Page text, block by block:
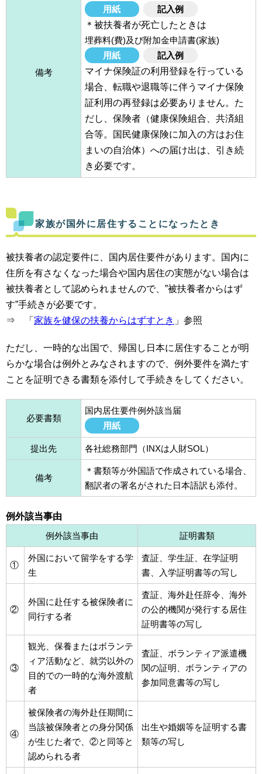
備考
用紙
記入例
＊被扶養者が死亡したときは
埋葬料(費)及び附加金申請書(家族)
用紙
記入例
マイナ保険証の利用登録を行っている
場合、転職や退職等に伴うマイナ保険
証利用の再登録は必要ありません。た
だし、保険者（健康保険組合、共済組
合等。国民健康保険に加入の方はお住
まいの自治体）への届け出は、引き続
き必要です。
家族が国外に居住することになったとき
被扶養者の認定要件に、国内居住要件があります。国内に
住所を有さなくなった場合や国内居住の実態がない場合は
被扶養者として認められませんので、”被扶養者からはず
す”手続きが必要です。
⇒ 「 家族を健保の扶養からはずすとき 」参照
ただし、一時的な出国で、帰国し日本に居住することが明
らかな場合は例外とみなされますので、例外要件を満たす
ことを証明できる書類を添付して手続きをしてください。
必要書類
国内居住要件例外該当届
用紙
提出先 各社総務部門（INXは人財SOL）
備考
＊書類等が外国語で作成されている場合、
翻訳者の署名がされた日本語訳も添付。
例外該当事由
例外該当事由
証明書類
①
外国において留学をする学
生
査証、学生証、在学証明
書、入学証明書等の写し
②
外国に赴任する被保険者に
同行する者
査証、海外赴任辞令、海外
の公的機関が発行する居住
証明書等の写し
③
観光、保養またはボランテ
ィア活動など、就労以外の
目的での一時的な海外渡航
者
査証、ボランティア派遣機
関の証明、ボランティアの
参加同意書等の写し
④
被保険者の海外赴任期間に
当該被保険者との身分関係
が生じた者で、②と同等と
認められる者
出生や婚姻等を証明する書
類等の写し